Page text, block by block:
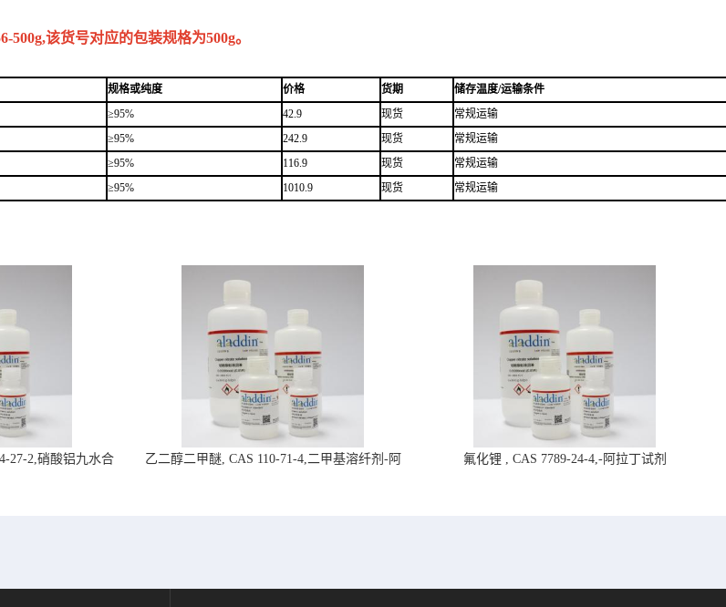
该货号对应的包装规格为500g。
规格或纯度 价格 货期
储存温度/运输条件
≥95% 42.9 现货
常规运输
≥95% 242.9 现货
常规运输
≥95% 116.9 现货
常规运输
≥95% 1010.9 现货 常规运输
27-2,硝酸铝九水合
乙二醇二甲醚, CAS 110-71-4,二甲基溶纤剂-阿
氟化锂 , CAS 7789-24-4,-阿拉丁试剂